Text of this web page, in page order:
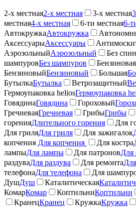
2-х местная2-х местная 3-х местная
местная4-х местная 6-ти местная6-
АвтокружкаАвтокружка
АксессуарыАксессуары
АэрозольныйАэрозольный Без
шампуровБез шампуров Бензиновая
БензиновыйБензиновый Большая
БутылкаБутылка Ветрозащитный
Гермоупаковка heliosГермоупаковка
ГовядинаГовядина Гороховый
ГречневаяГречневая ГрибыГрибы
горенияДлительного горения Для
Для гриляДля гриля Для зажигалок
копчения Для копчения Для костра
лампыДля лампы Для патроновДля
раздуваДля раздува Для ремонта
телефонаДля телефона Для
ДушДуш Каталитическая
КомарКомар КоптильниКоптильни
КранецКранец КружкаКружка